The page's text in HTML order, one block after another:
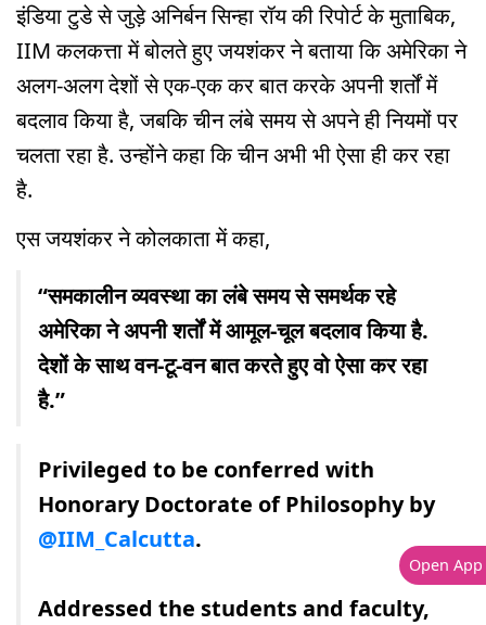
इंडिया टुडे से जुड़े अनिर्बन सिन्हा रॉय की रिपोर्ट के मुताबिक,
IIM कलकत्ता में बोलते हुए जयशंकर ने बताया कि अमेरिका ने
अलग-अलग देशों से एक-एक कर बात करके अपनी शर्तों में
बदलाव किया है, जबकि चीन लंबे समय से अपने ही नियमों पर
चलता रहा है. उन्होंने कहा कि चीन अभी भी ऐसा ही कर रहा
है.
एस जयशंकर ने कोलकाता में कहा,
“समकालीन व्यवस्था का लंबे समय से समर्थक रहे
अमेरिका ने अपनी शर्तों में आमूल-चूल बदलाव किया है.
देशों के साथ वन-टू-वन बात करते हुए वो ऐसा कर रहा
है.”
Privileged to be conferred with
Honorary Doctorate of Philosophy by
@IIM_Calcutta.
Addressed the students and faculty,
Open App